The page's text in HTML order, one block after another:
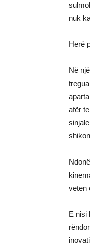
nuk
Herë
Në
afër
veten
E nisi